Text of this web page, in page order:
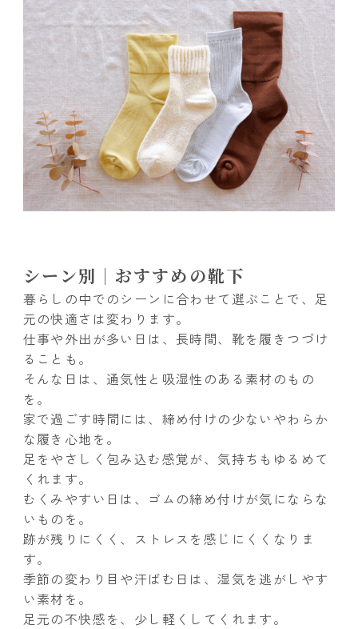
シーン別｜おすすめの靴下
暮らしの中でのシーンに合わせて選ぶことで、足
元の快適さは変わります。
仕事や外出が多い日は、長時間、靴を履きつづけ
ることも。
そんな日は、通気性と吸湿性のある素材のもの
を。
家で過ごす時間には、締め付けの少ないやわらか
な履き心地を。
足をやさしく包み込む感覚が、気持ちもゆるめて
くれます。
むくみやすい日は、ゴムの締め付けが気にならな
いものを。
跡が残りにくく、ストレスを感じにくくなりま
す。
季節の変わり目や汗ばむ日は、湿気を逃がしやす
い素材を。
足元の不快感を、少し軽くしてくれます。